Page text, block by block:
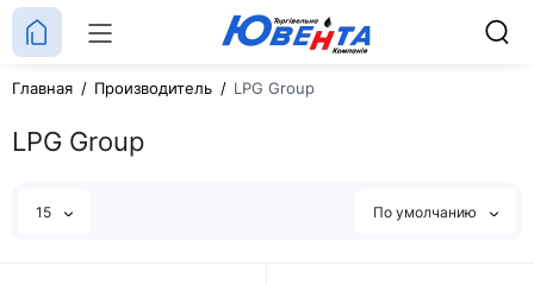
Главная Производитель LPG Group
LPG Group
15 По умолчанию